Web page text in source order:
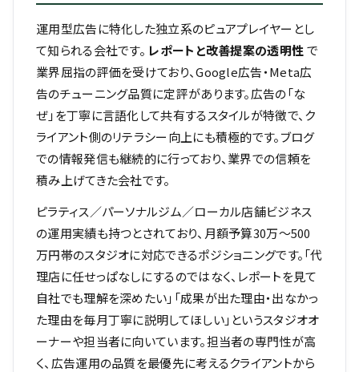
運用型広告に特化した独立系のピュアプレイヤーとし
て知られる会社です。 レポートと改善提案の透明性 で
業界屈指の評価を受けており、Google広告・Meta広
告のチューニング品質に定評があります。広告の「な
ぜ」を丁寧に言語化して共有するスタイルが特徴で、ク
ライアント側のリテラシー向上にも積極的です。ブログ
での情報発信も継続的に行っており、業界での信頼を
積み上げてきた会社です。
ピラティス／パーソナルジム／ローカル店舗ビジネス
の運用実績も持つとされており、月額予算30万〜500
万円帯のスタジオに対応できるポジショニングです。「代
理店に任せっぱなしにするのではなく、レポートを見て
自社でも理解を深めたい」「成果が出た理由・出なかっ
た理由を毎月丁寧に説明してほしい」というスタジオオ
ーナーや担当者に向いています。担当者の専門性が高
く、広告運用の品質を最優先に考えるクライアントから